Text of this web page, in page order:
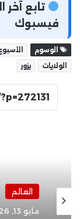
تابع
فيسبوك
الوسوم
الولايات
يزور
العالم
مايو 13, 2026